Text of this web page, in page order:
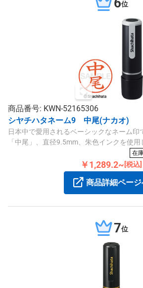
位
商品番号: KWN-52165306
シヤチハタネーム9 中尾(ナカオ)
日本中で愛用されるベーシックなネーム印
「中尾」、直径9.5mm、朱色インクを使用
在
￥1,289.2~ [税込]
商品詳細ペー
7位